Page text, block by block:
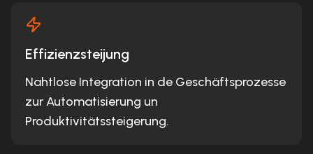
Effizienzsteijung
Nahtlose Integration in de Geschäftsprozesse
zur Automatisierung un
Produktivitätssteigerung.